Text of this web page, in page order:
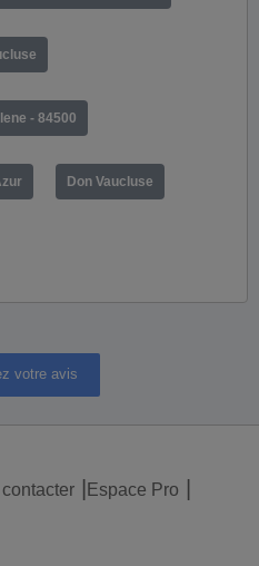
- 84500
Don Vaucluse
votre avis
Espace Pro